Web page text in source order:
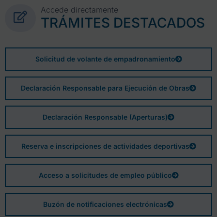
Accede directamente
TRÁMITES DESTACADOS
Solicitud de volante de empadronamiento
Declaración Responsable para Ejecución de Obras
Declaración Responsable (Aperturas)
Reserva e inscripciones de actividades deportivas
Acceso a solicitudes de empleo público
Buzón de notificaciones electrónicas